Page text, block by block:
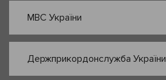
МВС України
Держприкордонслужба України